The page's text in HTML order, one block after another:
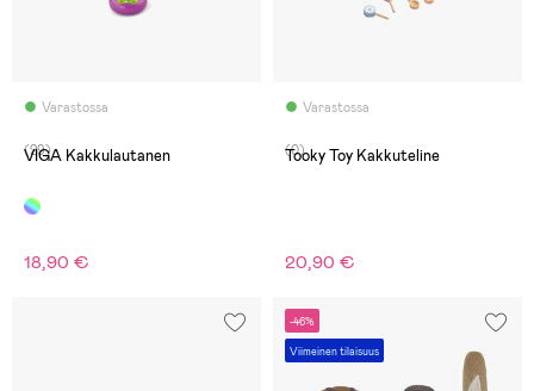
Varastossa
(29)
VIGA Kakkulautanen
18,90 €
Varastossa
(0)
Tooky Toy Kakkuteline
20,90 €
-46%
Viimeinen tilaisuus